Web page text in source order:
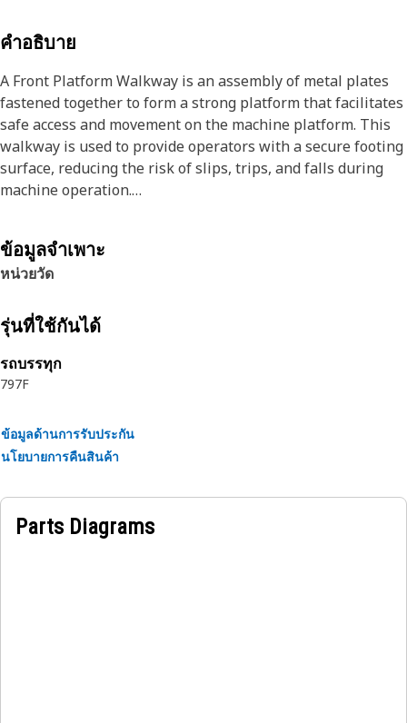
คำอธิบาย
A Front Platform Walkway is an assembly of metal plates
fastened together to form a strong platform that facilitates
safe access and movement on the machine platform. This
walkway is used to provide operators with a secure footing
surface, reducing the risk of slips, trips, and falls during
machine operation.
• Features mounting holes and slots for secure fastening to
its mating components
platform
Applications:
A Front Platform Walkway is a sturdy and secure structure
ensuring efficient movement for operators and personnel
with its non-slip surface and durable construction.
ข้อมูลจำเพาะ
หน่วยวัด
รุ่นที่ใช้กันได้
รถบรรทุก
797F
ข้อมูลด้านการรับประกัน
นโยบายการคืนสินค้า
Parts Diagrams